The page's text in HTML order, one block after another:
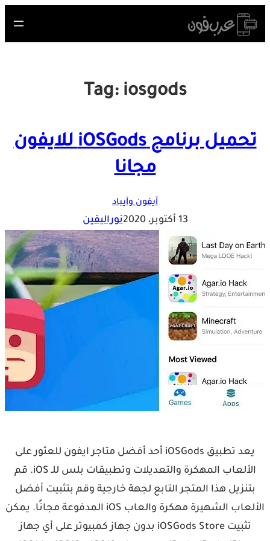
Skip
to
Tag: iosgods
تحميل برنامج iOSGods للايفون
مجانا
آيفون وآيباد
13 أكتوبر، 2020 نوراليقين
يعد تطبيق iOSGods أحد أفضل متاجر ايفون للعثور على
الألعاب المهكرة والتعديلات وتطبيقات بلس للـ iOS. قم
بتنزيل هذا المتجر التابع لجهة خارجية وقم بتثبيت أفضل
الألعاب الشهيرة مهكرة والعاب iOS المدفوعة مجانًا. يمكن
تثبيت iOSGods Store بدون جهاز كمبيوتر على أي جهاز